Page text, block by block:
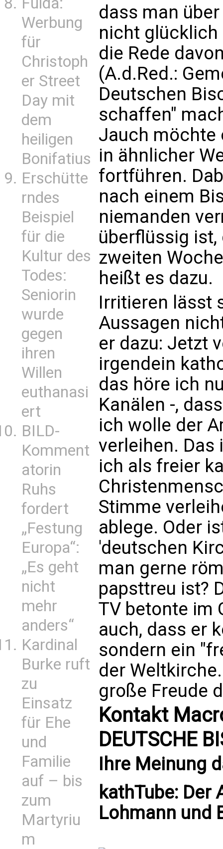
Werbung
für
Christoph
er Street
Day mit
dem
heiligen
Bonifatius
Erschütte
rndes
Beispiel
für die
Kultur des
Todes:
Seniorin
wurde
gegen
ihren
Willen
euthanasi
ert
BILD-
Komment
atorin
Ruhs
fordert
„Festung
Europa“:
„Es geht
nicht
mehr
anders“
Kardinal
Burke ruft
zu
Einsatz
für Ehe
und
Familie
auf – bis
zum
Martyriu
m
dass man
nicht glücklich
die Rede
(A.d.Red.:
Deutschen
schaffen"
Jauch möchte
in ähnlicher
fortführen.
nach einem
niemanden
überflüssig
zweiten
heißt es dazu.
Irritieren lässt
Aussagen
er dazu: Jetzt
irgendein
das höre ich
Kanälen -,
ich wolle der
verleihen.
ich als freier
Stimme
ablege. Oder
'deutschen
man gerne
papsttreu ist?
TV betonte im
auch, dass er
sondern ein
der
große Freude
Kontakt
DEUTSCHE
Ihre Meinung
kathTube:
Lohmann und